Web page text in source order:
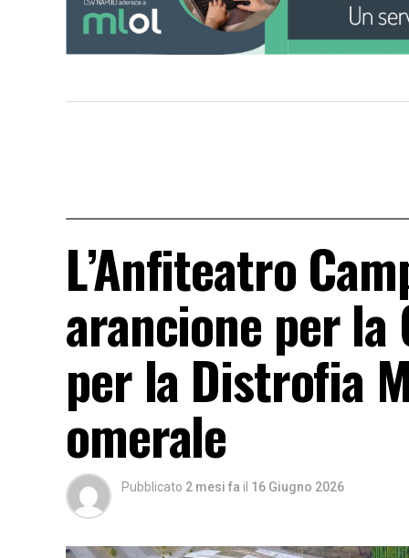
L’Anfiteatro
arancione per
per la Distrofia
omerale
Pubblicato 2 mesi fa il 16 Giugno 2026